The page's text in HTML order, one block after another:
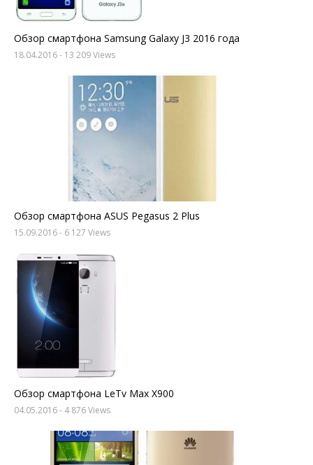
Обзор смартфона Samsung Galaxy J3 2016 года
18.04.2016- 13 209 Views
Обзор смартфона ASUS Pegasus 2 Plus
15.09.2016- 6 127 Views
Обзор смартфона LeTv Max X900
04.05.2016- 4 876 Views